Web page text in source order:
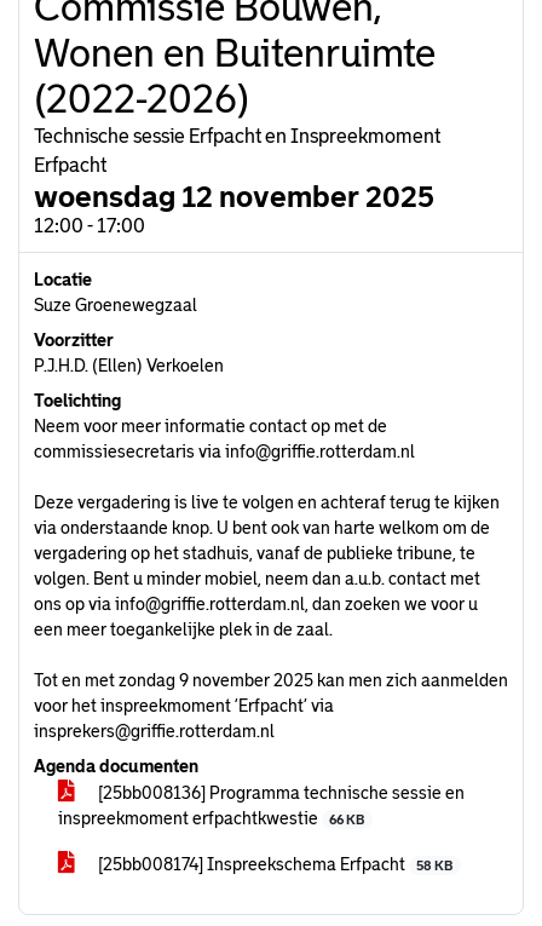
Wonen en Buitenruimte
(2022-2026)
Technische sessie Erfpacht en Inspreekmoment
Erfpacht
woensdag 12 november 2025
12:00 - 17:00
Locatie
Suze Groenewegzaal
Voorzitter
P.J.H.D. (Ellen) Verkoelen
Toelichting
Neem voor meer informatie contact op met de
commissiesecretaris via info@griffie.rotterdam.nl
Deze vergadering is live te volgen en achteraf terug te kijken
via onderstaande knop. U bent ook van harte welkom om de
vergadering op het stadhuis, vanaf de publieke tribune, te
volgen. Bent u minder mobiel, neem dan a.u.b. contact met
ons op via info@griffie.rotterdam.nl , dan zoeken we voor u
een meer toegankelijke plek in de zaal.
Tot en met zondag 9 november 2025 kan men zich aanmelden
voor het inspreekmoment ‘Erfpacht’ via
insprekers@griffie.rotterdam.nl
Agenda documenten
[25bb008136] Programma technische sessie en
inspreekmoment erfpachtkwestie
66 KB
[25bb008174] Inspreekschema Erfpacht 58 KB